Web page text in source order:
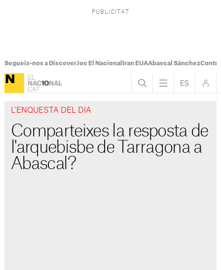
Segueix-nos a DiscoverJoc El Nacional Iran EUAAbascal Sánchez
L'ENQUESTA DEL DIA
Comparteixes la resposta de
l'arquebisbe de Tarragona a
Abascal?